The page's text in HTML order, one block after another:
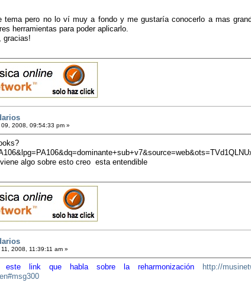
tema pero no lo ví muy a fondo y me gustaría conocerlo a mas
herramientas para poder aplicarlo.
gracias!
09, 2008, 09:54:33 pm »
algo sobre esto creo esta entendible
2008, 11:39:11 am »
link que habla sobre la reharmonización http://